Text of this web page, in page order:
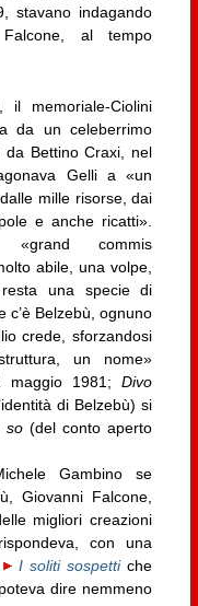
stavano indagando
al tempo
memoriale-Ciolini
da un celeberrimo
Bettino Craxi, nel
Gelli a «un
mille risorse, dai
e anche ricatti».
commis
abile, una volpe,
una specie di
c’è Belzebù, ognuno
crede, sforzandosi
un nome»
maggio 1981;Divo
di Belzebù) si
so(del conto aperto
Gambino se
Giovanni Falcone,
migliori creazioni
con una
I soliti sospettiche
dire nemmeno